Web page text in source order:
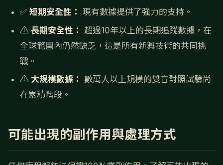
✅ 短期安全性： 現有數據提供了強力的支持。
⚠️ 長期安全性：
超過10年以上的長期追蹤數據，在
全球範圍內仍然缺乏，這是所有新興技術的共同挑
戰。
⚠️ 大規模數據： 數萬人以上規模的雙盲對照試驗尚
在累積階段。
可能出現的副作用與處理方式